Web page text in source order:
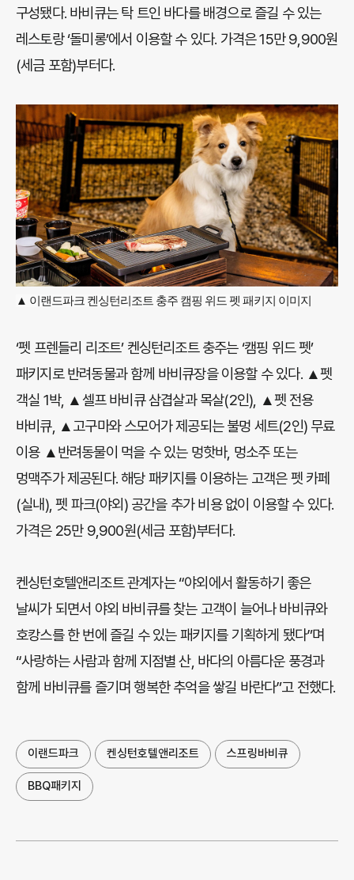
구성됐다. 바비큐는 탁 트인 바다를 배경으로 즐길 수 있는
레스토랑 ‘돌미롱’에서 이용할 수 있다. 가격은 15만 9,900원
(세금 포함)부터다.
▲ 이랜드파크 켄싱턴리조트 충주 캠핑 위드 펫 패키지 이미지
‘펫 프렌들리 리조트’ 켄싱턴리조트 충주는 ‘캠핑 위드 펫’
패키지로 반려동물과 함께 바비큐장을 이용할 수 있다. ▲펫
객실 1박, ▲셀프 바비큐 삼겹살과 목살(2인), ▲펫 전용
바비큐, ▲고구마와 스모어가 제공되는 불멍 세트(2인) 무료
이용 ▲반려동물이 먹을 수 있는 멍핫바, 멍소주 또는
멍맥주가 제공된다. 해당 패키지를 이용하는 고객은 펫 카페
(실내), 펫 파크(야외) 공간을 추가 비용 없이 이용할 수 있다.
가격은 25만 9,900원(세금 포함)부터다.
켄싱턴호텔앤리조트 관계자는 “야외에서 활동하기 좋은
날씨가 되면서 야외 바비큐를 찾는 고객이 늘어나 바비큐와
호캉스를 한 번에 즐길 수 있는 패키지를 기획하게 됐다”며
“사랑하는 사람과 함께 지점별 산, 바다의 아름다운 풍경과
함께 바비큐를 즐기며 행복한 추억을 쌓길 바란다”고 전했다.
이랜드파크 켄싱턴호텔앤리조트 스프링바비큐
BBQ패키지